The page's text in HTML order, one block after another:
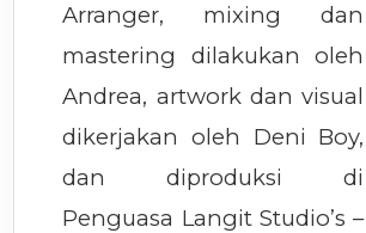
Arranger, mixing dan
mastering dilakukan oleh
Andrea, artwork dan visual
dikerjakan oleh Deni Boy,
dan diproduksi di
Penguasa Langit Studio’s –